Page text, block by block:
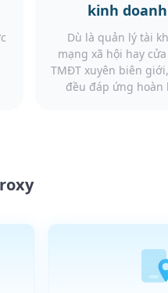
kinh doanh
Dù là quản lý tài
mạng xã hội hay
TMĐT xuyên biên
đều đáp ứng hoàn